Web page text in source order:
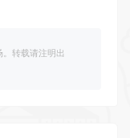
转载请注明出